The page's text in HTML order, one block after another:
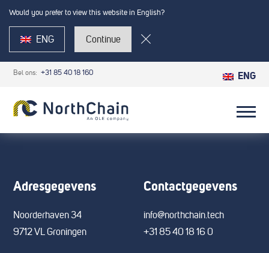
Bel ons: +31 85 40 18 160 ENG
Adresgegevens
Noorderhaven 34
9712 VL Groningen
Contactgegevens
info@northchain.tech
+31 85 40 18 16 0
Would you prefer to view this website in English?
ENG Continue